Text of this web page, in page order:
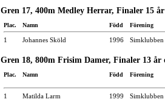
Gren 17, 400m Medley Herrar, Finaler 15 år
Plac. Namn Född Förening
1 Johannes Sköld 1996 Simklubben
Gren 18, 800m Frisim Damer, Finaler 13 år
Plac. Namn Född Förening
1 Matilda Larm 1999
Simklubben